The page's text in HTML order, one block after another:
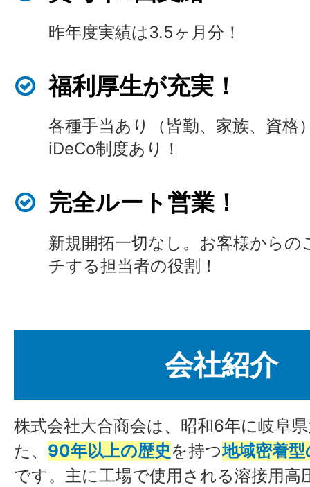
昨年度実績は3.5ヶ月分！
福利厚生が充実！
各種手当あり（皆勤、家族、資格
iDeCo制度あり！
完全ルート営業！
新規開拓一切なし。お客様からの
チする担当者の役割！
会社紹介
株式会社大合商会は、昭和6年に岐阜
た、 90年以上の歴史を持つ地域密着
です。主に工場で使用される溶接用高